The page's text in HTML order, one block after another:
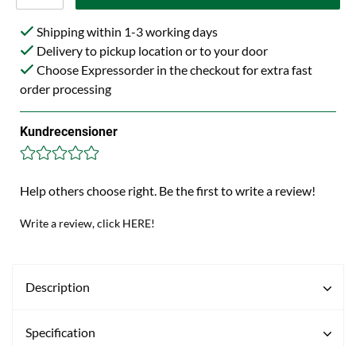
Shipping within 1-3 working days
Delivery to pickup location or to your door
Choose Expressorder in the checkout for extra fast
order processing
Kundrecensioner
Help others choose right. Be the first to write a review!
Write a review, click HERE!
Description
Specification